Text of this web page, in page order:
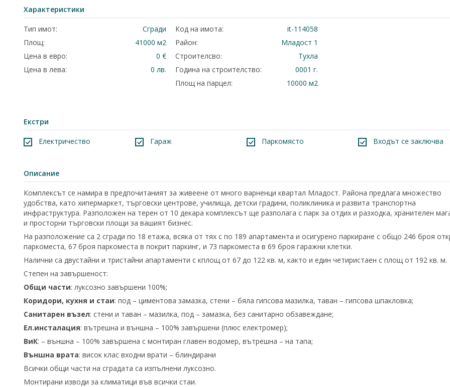
Характеристики
Тип имот:
Сгради
Площ:
41000 м2
Цена в евро:
0 €
Цена в лева:
0 лв.
Код на имота:
it-114058
Район:
Младост 1
Строителсво:
Тухла
Година на строителство:
0001 г.
Площ на парцел:
10000 м2
Екстри
Електричество Гараж Паркомясто Входът се заключва
Описание
Комплексът се намира в предпочитаният за живеене от много варненци квартал Младост. Района предлага множество
удобства, като хипермаркет, търговски центрове, училища, детски градини, поликлиника и развита транспортна
инфраструктура. Разположен на терен от 10 декара комплексът ще разполага с парк за отдих и разходка, хранителен
и просторни търговски площи за вашият бизнес.
На разположение са 2 сгради по 18 етажа, всяка от тях с по 189 апартамента и осигурено паркиране с общо 246 броя
паркоместа, 67 броя паркоместа в покрит паркинг, и 73 паркоместа в 69 броя гаражни клетки.
Налични са двустайни и тристайни апартаменти с кплощ от 67 до 122 кв. м, както и един четиристаен с площ от 192 кв. м.
Степен на завършеност:
Общи части: луксозно завършени 100%;
Коридори, кухня и стаи: под – циментова замазка, стени – бяла гипсова мазилка, таван – гипсова шпакловка;
Санитарен възел: стени и таван – мазилка, под – замазка, без санитарно обзавеждане;
Ел.инсталация: вътрешна и външна – 100% завършени (плюс електромер);
ВиК: – външна – 100% завършена с монтиран главен водомер, вътрешна – на тапа;
Външна врата: висок клас входни врати – блиндирани
Всички общи части на сградата са изпълнени луксозно.
Монтирани изводи за климатици във всички стаи.